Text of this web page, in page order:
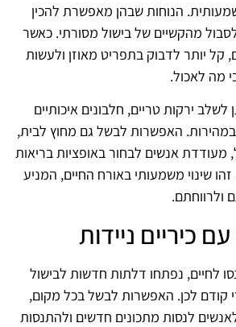
הנוחות שבהן מאפשרת להכין
לסבול מהקשיים של בישול מסורתי. כאשר
יותר לדבוק בתפריט מאוזן ולעשות
מה לאכול.
לשלב ירקות טריים, חלבונים איכותיים
האפשרות לבשל גם מחוץ לבית,
מעודדת אנשים לבחור באופציות בריאות
שינוי משמעותי באורח החיים, המניע
ולרווחתם.
כיריים ניידות
לחיים, נפתחו דלתות חדשות לבישול
קודם לכן. האפשרות לבשל בכל מקום,
לנסות מתכונים חדשים ולהתנסות